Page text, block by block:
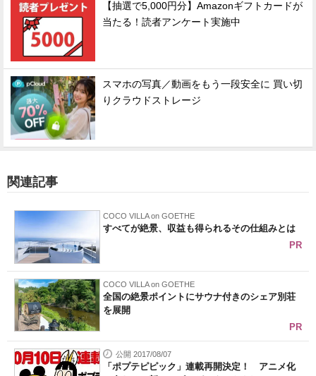
【抽選で5,000円分】Amazonギフトカードが
当たる！読者アンケート実施中
スマホの写真／動画をもう一段安全に 買い切
りクラウドストレージ
関連記事
COCO VILLA on GOETHE
すべてが絶景、収益も得られるその仕組みとは
PR
COCO VILLA on GOETHE
全国の絶景ポイントにサウナ付きのシェア別荘
を展開
PR
公開 2017/08/07
「ポプテピピック」連載再開決定！ アニメ化